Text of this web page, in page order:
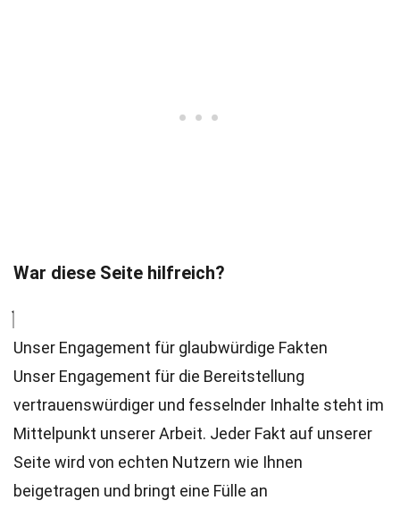
War diese Seite hilfreich?
Unser Engagement für glaubwürdige Fakten
Unser Engagement für die Bereitstellung
vertrauenswürdiger und fesselnder Inhalte steht im
Mittelpunkt unserer Arbeit. Jeder Fakt auf unserer
Seite wird von echten Nutzern wie Ihnen
beigetragen und bringt eine Fülle an